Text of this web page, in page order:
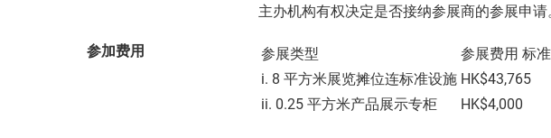
主办机构有权决定是否接纳参展商的参展申请
参加费用 参展类型
参展费用 标
i. 8 平方米展览摊位连标准设施 HK$43,765
ii. 0.25 平方米产品展示专柜
HK$4,000